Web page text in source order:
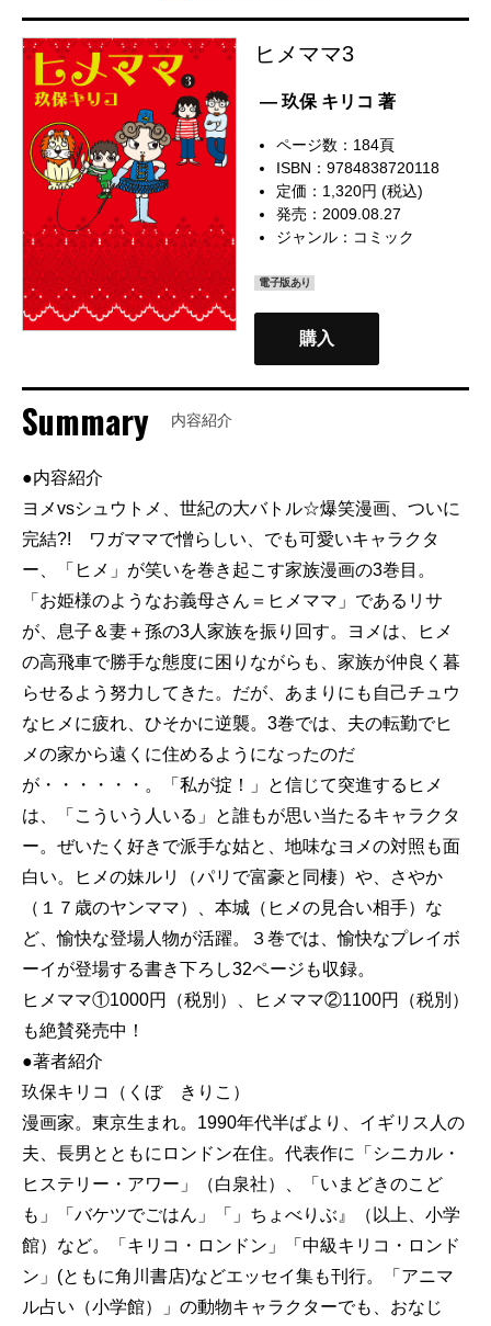
ヒメママ3
— 玖保 キリコ 著
ページ数：184頁
ISBN：9784838720118
定価：1,320円 (税込)
発売：2009.08.27
ジャンル： コミック
電子版あり
購入
Summary 内容紹介
●内容紹介
ヨメvsシュウトメ、世紀の大バトル☆爆笑漫画、ついに
完結?! ワガママで憎らしい、でも可愛いキャラクタ
ー、「ヒメ」が笑いを巻き起こす家族漫画の3巻目。
「お姫様のようなお義母さん＝ヒメママ」であるリサ
が、息子＆妻＋孫の3人家族を振り回す。ヨメは、ヒメ
の高飛車で勝手な態度に困りながらも、家族が仲良く暮
らせるよう努力してきた。だが、あまりにも自己チュウ
なヒメに疲れ、ひそかに逆襲。3巻では、夫の転勤でヒ
メの家から遠くに住めるようになったのだ
が・・・・・・。「私が掟！」と信じて突進するヒメ
は、「こういう人いる」と誰もが思い当たるキャラクタ
ー。ぜいたく好きで派手な姑と、地味なヨメの対照も面
白い。ヒメの妹ルリ（パリで富豪と同棲）や、さやか
（１７歳のヤンママ）、本城（ヒメの見合い相手）な
ど、愉快な登場人物が活躍。３巻では、愉快なプレイボ
ーイが登場する書き下ろし32ページも収録。
ヒメママ①1000円（税別）、ヒメママ②1100円（税別）
も絶賛発売中！
●著者紹介
玖保キリコ（くぼ きりこ）
漫画家。東京生まれ。1990年代半ばより、イギリス人の
夫、長男とともにロンドン在住。代表作に「シニカル・
ヒステリー・アワー」（白泉社）、「いまどきのこど
も」「バケツでごはん」「」ちょべりぶ』（以上、小学
館）など。「キリコ・ロンドン」「中級キリコ・ロンド
ン」(ともに角川書店)などエッセイ集も刊行。「アニマ
ル占い（小学館）」の動物キャラクターでも、おなじ